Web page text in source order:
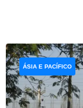
ÁSIA E PACÍFICO